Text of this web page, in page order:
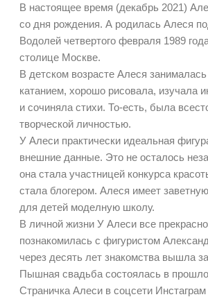
В настоящее время (декабрь 2021)
со дня рождения. А родилась Алеся
Водолей четвертого февраля 1989
столице Москве.
В детском возрасте Алеся
катанием, хорошо рисовала, изучала
и сочиняла стихи. То-есть, была
творческой личностью.
У Алеси практически идеальная
внешние данные. Это не осталось
она стала участницей конкурса
стала блогером. Алеся имеет
для детей моделную школу.
В личной жизни У Алеси все
познакомилась с фигуристом
через десять лет знакомства вышла
Пышная свадьба состоялась в
Страничка Алеси в соцсети